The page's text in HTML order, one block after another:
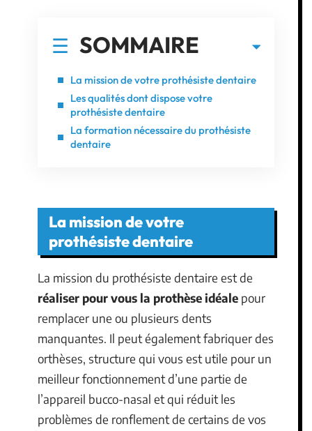
SOMMAIRE
La mission de votre prothésiste dentaire
Les qualités dont dispose votre
prothésiste dentaire
La formation nécessaire du prothésiste
dentaire
La mission de votre
prothésiste dentaire
La mission du prothésiste dentaire est de
réaliser pour vous la prothèse idéale pour
remplacer une ou plusieurs dents
manquantes. Il peut également fabriquer des
orthèses, structure qui vous est utile pour un
meilleur fonctionnement d’une partie de
l’appareil bucco-nasal et qui réduit les
problèmes de ronflement de certains de vos